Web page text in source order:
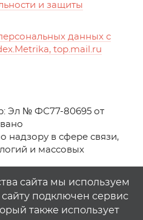
и защиты
данных с
top.mail.ru
Эл № ФС77-80695 от
надзору в сфере связи,
и массовых
(2021-2025)
сайта возможно
на1rostov.tv
сайта мы используем
сайту подключен сервис
также использует